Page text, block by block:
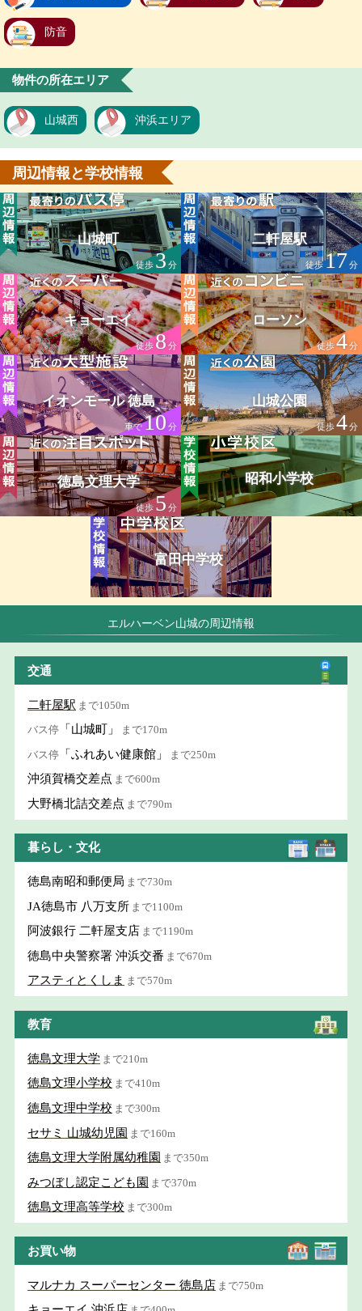
防音
物件の所在エリア
山城西 沖浜エリア
周辺情報と学校情報
山城町
徒歩3分
二軒屋駅
徒歩17分
キョーエイ
徒歩8分
ローソン
徒歩4分
イオンモール 徳島
車で10分
山城公園
徒歩4分
徳島文理大学
徒歩5分
昭和小学校
富田中学校
エルハーベン山城の周辺情報
交通
二軒屋駅 まで1050m
バス停 「山城町」 まで170m
バス停 「ふれあい健康館」 まで250m
沖須賀橋交差点 まで600m
大野橋北詰交差点 まで790m
暮らし・文化
徳島南昭和郵便局 まで730m
JA徳島市 八万支所 まで1100m
阿波銀行 二軒屋支店 まで1190m
徳島中央警察署 沖浜交番 まで670m
アスティとくしま まで570m
教育
徳島文理大学 まで210m
徳島文理小学校 まで410m
徳島文理中学校 まで300m
セサミ 山城幼児園 まで160m
徳島文理大学附属幼稚園 まで350m
みつぼし認定こども園 まで370m
徳島文理高等学校 まで300m
お買い物
マルナカ スーパーセンター 徳島店 まで750m